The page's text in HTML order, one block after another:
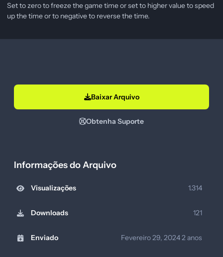
Set to zero to freeze the game time or set to higher value to speed
up the time or to negative to reverse the time.
Baixar Arquivo
Obtenha Suporte
Informações do Arquivo
Visualizações 1.314
Downloads 121
Enviado Fevereiro 29, 20242 anos